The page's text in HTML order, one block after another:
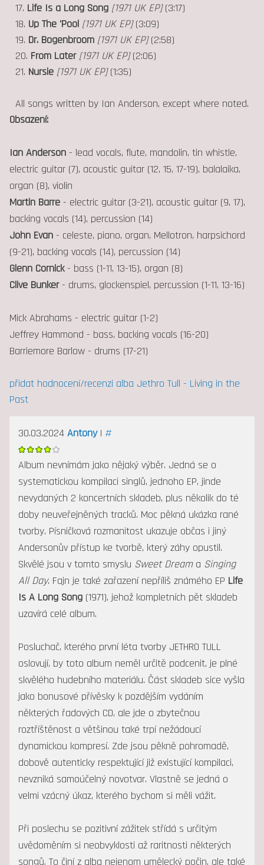
17. Life Is a Long Song [1971 UK EP](3:17)
18. Up The 'Pool [1971 UK EP](3:09)
19. Dr. Bogenbroom [1971 UK EP](2:58)
20. From Later [1971 UK EP](2:06)
21. Nursie [1971 UK EP](1:35)
All songs written by Ian Anderson, except where noted.
Obsazení:
Ian Anderson- lead vocals, flute, mandolin, tin whistle,
electric guitar (7), acoustic guitar (12, 15, 17-19), balalaika,
organ (8), violin
Martin Barre- electric guitar (3-21), acoustic guitar (9, 17),
backing vocals (14), percussion (14)
John Evan- celeste, piano, organ, Mellotron, harpsichord
(9-21), backing vocals (14), percussion (14)
Glenn Cornick- bass (1-11, 13-15), organ (8)
Clive Bunker- drums, glockenspiel, percussion (1-11, 13-16)
Mick Abrahams - electric guitar (1-2)
Jeffrey Hammond - bass, backing vocals (16-20)
Barriemore Barlow - drums (17-21)
přidat hodnocení/recenzi alba Jethro Tull - Living in the
Past
30.03.2024 Antony| #
Album nevnímám jako nějaký výběr. Jedná se o
systematickou kompilaci singlů, jednoho EP, jinde
nevydaných 2 koncertních skladeb, plus několik do té
doby neuveřejněných tracků. Moc pěkná ukázka rané
tvorby. Písničková rozmanitost ukazuje občas i jiný
Andersonův přístup ke tvorbě, který záhy opustil.
Skvělé jsou v tomto smyslu Sweet Dreama Singing
All Day. Fajn je také zařazení nepříliš známého EP Life
Is A Long Song(1971), jehož kompletních pět skladeb
uzavírá celé album.
Posluchač, kterého první léta tvorby JETHRO TULL
oslovují, by toto album neměl určitě podcenit, je plné
skvělého hudebního materiálu. Část skladeb sice vyšla
jako bonusové přívěsky k pozdějším vydáním
některých řadových CD, ale jde o zbytečnou
roztříštěnost a většinou také trpí nežádoucí
dynamickou kompresí. Zde jsou pěkně pohromadě,
dobově autenticky respektující již existující kompilaci,
nevzniká samoúčelný novotvar. Vlastně se jedná o
velmi vzácný úkaz, kterého bychom si měli vážit.
Při poslechu se pozitivní zážitek střídá s určitým
uvědoměním si neobvyklosti až raritnosti některých
songů. To činí z alba nejenom umělecký počin, ale také